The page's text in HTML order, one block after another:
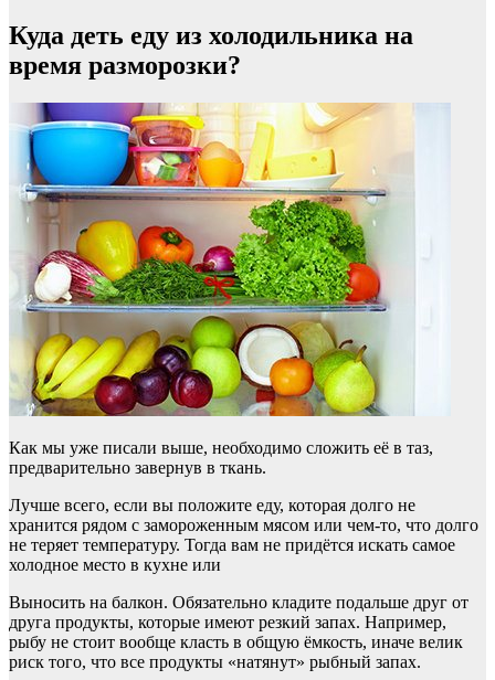
Куда деть еду из холодильника на
время разморозки?
Как мы уже писали выше, необходимо сложить её в таз,
предварительно завернув в ткань.
Лучше всего, если вы положите еду, которая долго не
хранится рядом с замороженным мясом или чем-то, что долго
не теряет температуру. Тогда вам не придётся искать самое
холодное место в кухне или
Выносить на балкон. Обязательно кладите подальше друг от
друга продукты, которые имеют резкий запах. Например,
рыбу не стоит вообще класть в общую ёмкость, иначе велик
риск того, что все продукты «натянут» рыбный запах.